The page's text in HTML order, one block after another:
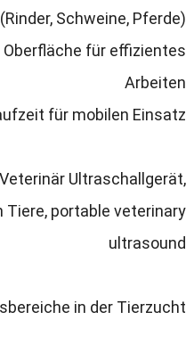
(Rinder, Schweine, Pferde)
für effizientes
Arbeiten
für mobilen Einsatz
Ultraschallgerät,
Tiere, portable veterinary
ultrasound
in der Tierzucht